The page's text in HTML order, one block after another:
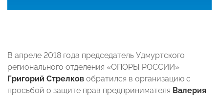
В апреле 2018 года председатель Удмуртского
регионального отделения «ОПОРЫ РОССИИ»
Григорий Стрелков обратился в организацию с
просьбой о защите прав предпринимателя Валерия